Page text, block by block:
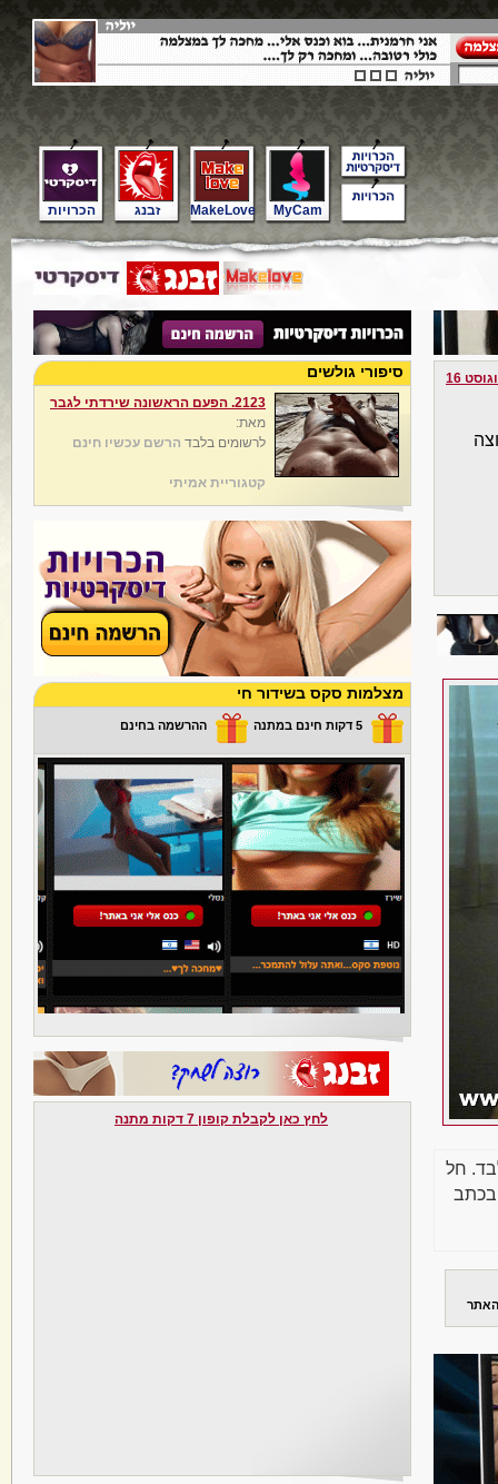
הכרויות זבנג MakeLove MyCam
16
חל
בכתב
האתר
סיפורי גולשים
2123. הפעם הראשונה שירדתי לגבר
מאת:
לרשומים בלבד הרשם עכשיו חינם
קטגוריית אמיתי
מצלמות סקס בשידור חי
5 דקות חינם במתנה ההרשמה בחינם
לחץ כאן לקבלת קופון 7 דקות מתנה